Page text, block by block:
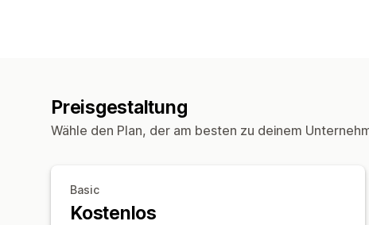
Preisgestaltung
Wähle den Plan, der am besten zu deinem
Basic
Kostenlos